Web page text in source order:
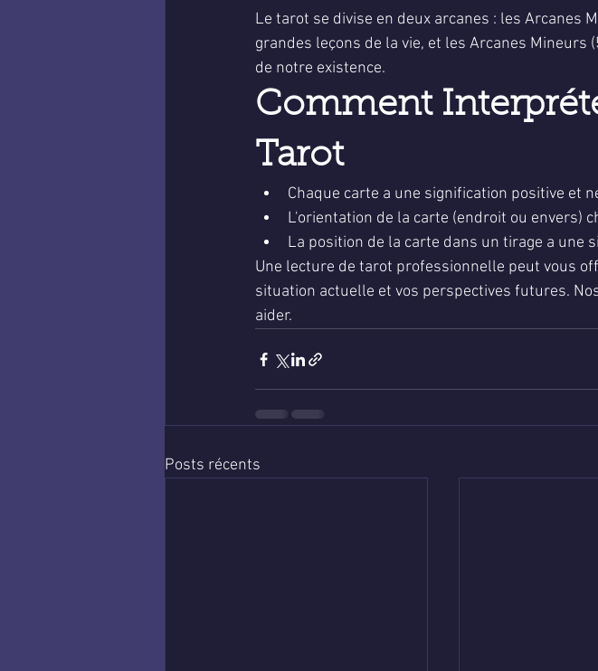
Le tarot se divise en deux arcanes : les Arcanes
grandes leçons de la vie, et les Arcanes
de notre existence.
Comment
Tarot
Chaque carte a une signification positive et
L'orientation de la carte (endroit ou envers)
La position de la carte dans un tirage a une
Une lecture de tarot professionnelle peut vous
situation actuelle et vos perspectives futures.
aider.
Posts récents